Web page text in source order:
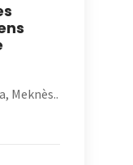
Meknès..